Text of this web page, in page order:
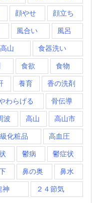
顔やせ 顔立ち
風合い 風呂
山 食器洗い
食欲 食物
養育 香の洗剤
わらげる 骨伝導
波 高山 高山市
化粧品 高血圧
鬱病 鬱症状
鼻の奥 鼻水
神 ２４節気